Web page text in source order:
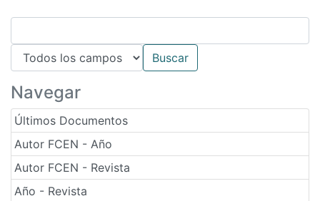
Navegar
Últimos Documentos
Autor FCEN - Año
Autor FCEN - Revista
Año - Revista